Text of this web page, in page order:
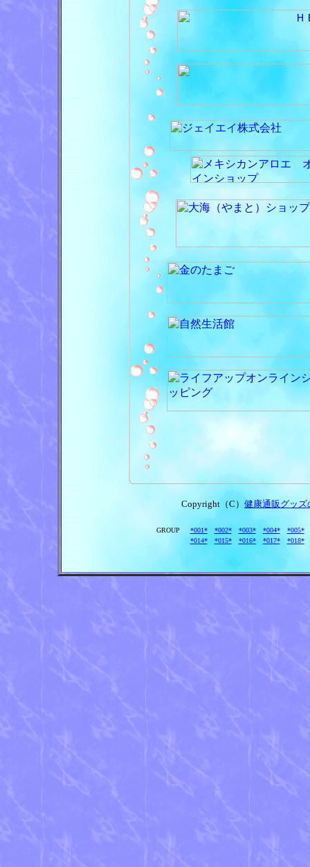
Copyright（C） 健康通販グッズ
GROUP *001* *002* *003* *004*
*005*
*014*
*015* *016* *017* *018*